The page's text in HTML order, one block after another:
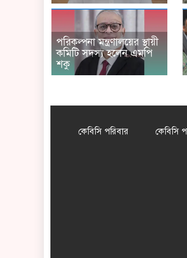
পরিকল্পনা মন্ত্রণালয়ের স্থায়ী
কমিটি সদস্য হলেন এমপি
শকু
কেবিসি পরিবার কেবিসি